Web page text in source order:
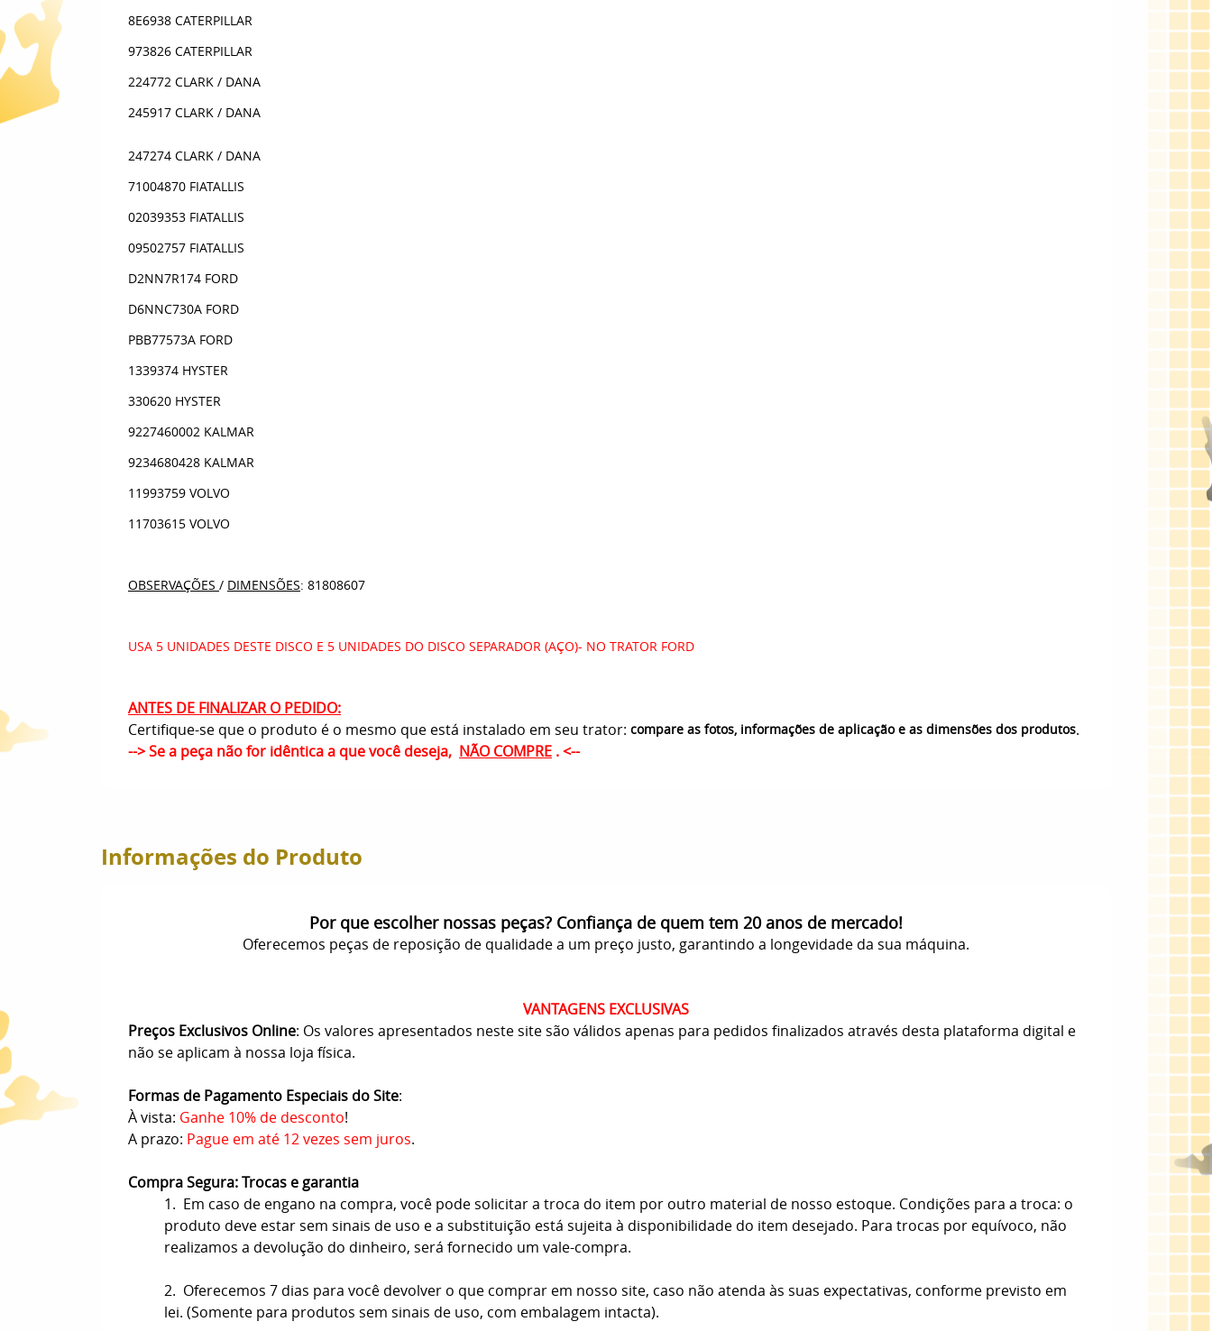
8E6938 CATERPILLAR
973826 CATERPILLAR
224772 CLARK / DANA
245917 CLARK / DANA
247274 CLARK / DANA
71004870 FIATALLIS
02039353 FIATALLIS
09502757 FIATALLIS
D2NN7R174 FORD
D6NNC730A FORD
PBB77573A FORD
1339374 HYSTER
330620 HYSTER
9227460002 KALMAR
9234680428 KALMAR
11993759 VOLVO
11703615 VOLVO
OBSERVAÇÕES / DIMENSÕES: 81808607
USA 5 UNIDADES DESTE DISCO E 5 UNIDADES DO DISCO SEPARADOR (AÇO)- NO TRATOR FORD
ANTES DE FINALIZAR O PEDIDO:
Certifique-se que o produto é o mesmo que está instalado em seu trator: compare as fotos, informações de aplicação e as dimensões dos produtos.
--> Se a peça não for idêntica a que você deseja, NÃO COMPRE . <--
Informações do Produto
Por que escolher nossas peças? Confiança de quem tem 20 anos de mercado!
Oferecemos peças de reposição de qualidade a um preço justo, garantindo a longevidade da sua máquina.
VANTAGENS EXCLUSIVAS
Preços Exclusivos Online: Os valores apresentados neste site são válidos apenas para pedidos finalizados através desta plataforma digital e
não se aplicam à nossa loja física.
Formas de Pagamento Especiais do Site:
À vista: Ganhe 10% de desconto!
A prazo: Pague em até 12 vezes sem juros.
Compra Segura: Trocas e garantia
1. Em caso de engano na compra, você pode solicitar a troca do item por outro material de nosso estoque. Condições para a troca: o
produto deve estar sem sinais de uso e a substituição está sujeita à disponibilidade do item desejado. Para trocas por equívoco, não
realizamos a devolução do dinheiro, será fornecido um vale-compra.
2. Oferecemos 7 dias para você devolver o que comprar em nosso site, caso não atenda às suas expectativas, conforme previsto em
lei. (Somente para produtos sem sinais de uso, com embalagem intacta).